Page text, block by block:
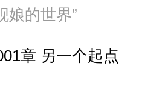
空所见
的都说了
娘的世界”
章 另一个起点